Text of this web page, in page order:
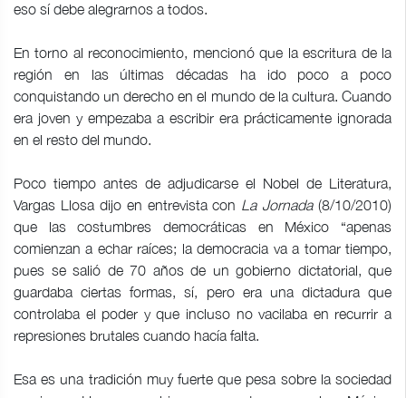
eso sí debe alegrarnos a todos.
En torno al reconocimiento, mencionó que la escritura de la
región en las últimas décadas ha ido poco a poco
conquistando un derecho en el mundo de la cultura. Cuando
era joven y empezaba a escribir era prácticamente ignorada
en el resto del mundo.
Poco tiempo antes de adjudicarse el Nobel de Literatura,
Vargas Llosa dijo en entrevista con La Jornada(8/10/2010)
que las costumbres democráticas en México “apenas
comienzan a echar raíces; la democracia va a tomar tiempo,
pues se salió de 70 años de un gobierno dictatorial, que
guardaba ciertas formas, sí, pero era una dictadura que
controlaba el poder y que incluso no vacilaba en recurrir a
represiones brutales cuando hacía falta.
Esa es una tradición muy fuerte que pesa sobre la sociedad